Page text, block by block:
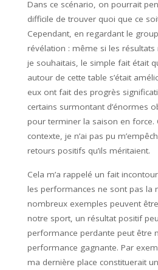
Dans ce scénario, on pourrait
difficile de trouver quoi que ce
Cependant, en regardant le
révélation : même si les résultats
je souhaitais, le simple fait était
autour de cette table s’était
eux ont fait des progrès
certains surmontant d’énormes
pour terminer la saison en force.
contexte, je n’ai pas pu
retours positifs qu’ils méritaient.
Cela m’a rappelé un fait
les performances ne sont pas la
nombreux exemples peuvent
notre sport, un résultat positif
performance perdante peut être
performance gagnante. Par
ma dernière place constituerait